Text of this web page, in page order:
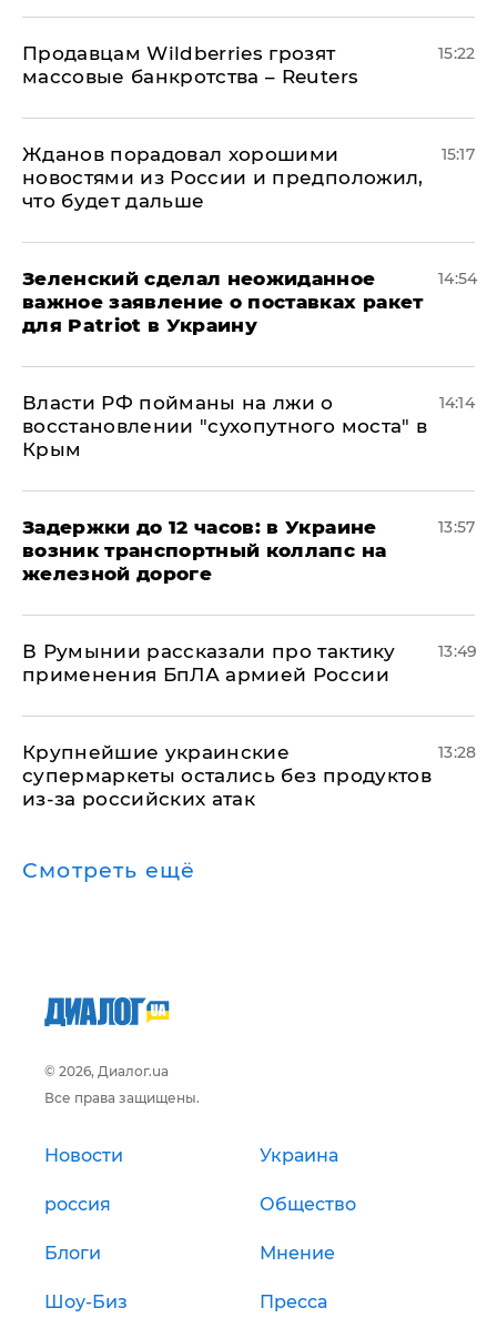
Продавцам Wildberries грозят
массовые банкротства – Reuters
15:22
Жданов порадовал хорошими
новостями из России и предположил,
что будет дальше
15:17
Зеленский сделал неожиданное
важное заявление о поставках ракет
для Patriot в Украину
14:54
Власти РФ пойманы на лжи о
восстановлении "сухопутного моста" в
Крым
14:14
Задержки до 12 часов: в Украине
возник транспортный коллапс на
железной дороге
13:57
В Румынии рассказали про тактику
применения БпЛА армией России
13:49
Крупнейшие украинские
супермаркеты остались без продуктов
из-за российских атак
13:28
Смотреть ещё
© 2026, Диалог.ua
Все права защищены.
Новости Украина
россия Общество
Блоги Мнение
Шоу-Биз Пресса